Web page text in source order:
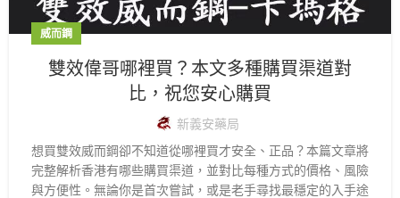
威而鋼
雙效偉哥哪裡買？本文多種購買渠道對
比，祝您安心購買
新義安藥局
想買雙效威而鋼卻不知道從哪裡買才安全、正品？本篇文章將
完整解析香港有哪些購買渠道，並對比每種方式的價格、風險
與方便性。無論你是首次嘗試，或是老手尋找最穩定的入手途